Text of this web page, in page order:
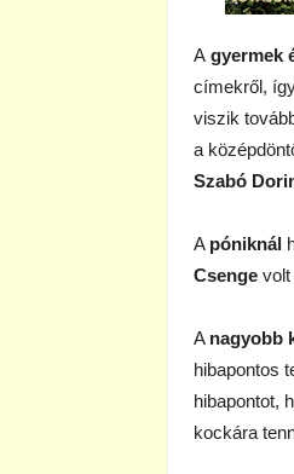
A gyermek
címekről,
viszik
a
Szabó
A póniknál
Csenge volt
A nagyobb
hibapontos
hibapontot,
kockára